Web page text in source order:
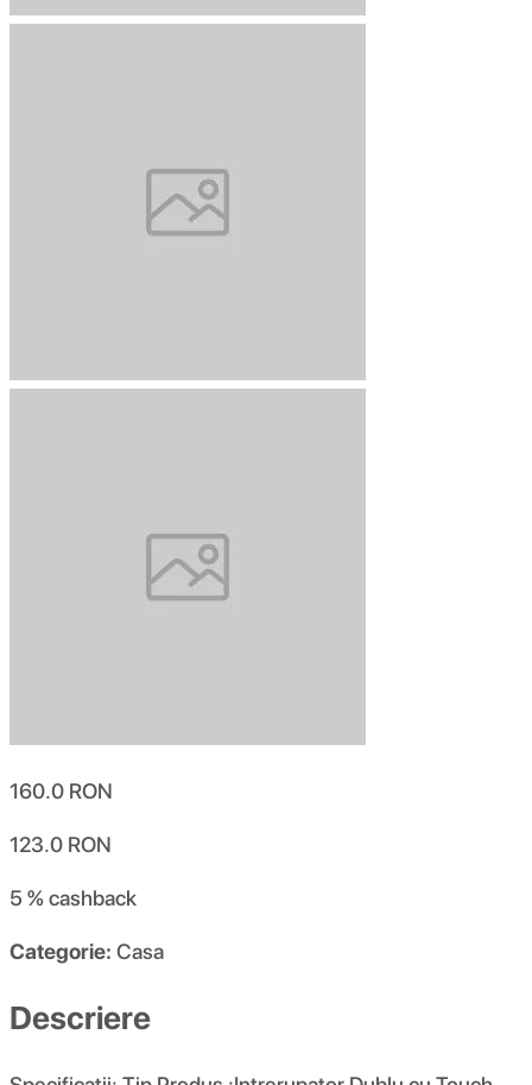
160.0 RON
123.0 RON
5 %cashback
Categorie: Casa
Descriere